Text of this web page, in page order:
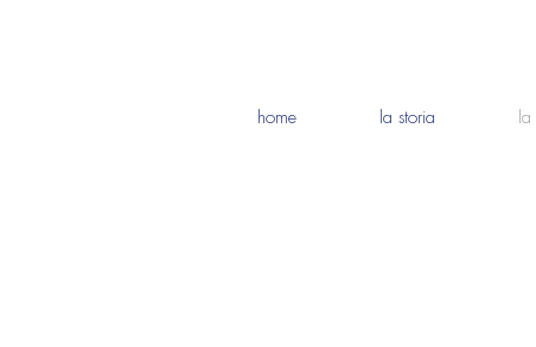
home la storia